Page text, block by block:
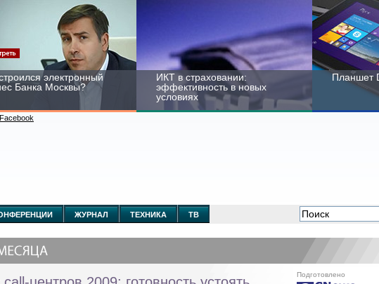
электронный
Банка Москвы?
ИКТ в страховании:
эффективность в новых
условиях
Планшет
госструктур: развитие в
новых условиях
Facebook
ЖУРНАЛ ТЕХНИКА ТВ
Подготовлено